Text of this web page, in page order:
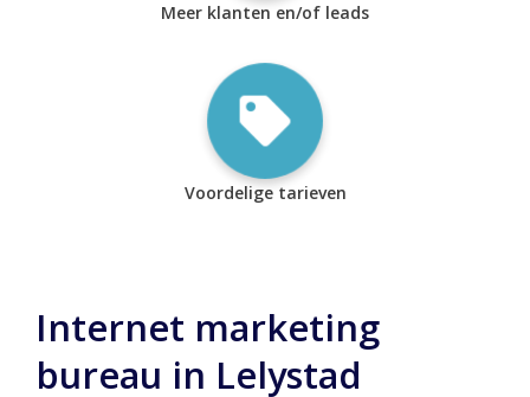
Meer klanten en/of leads
Voordelige tarieven
Internet marketing
bureau in Lelystad